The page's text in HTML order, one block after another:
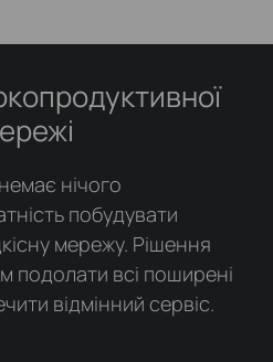
нічого
побудувати
мережу. Рішення
подолати всі поширені
відмінний сервіс.